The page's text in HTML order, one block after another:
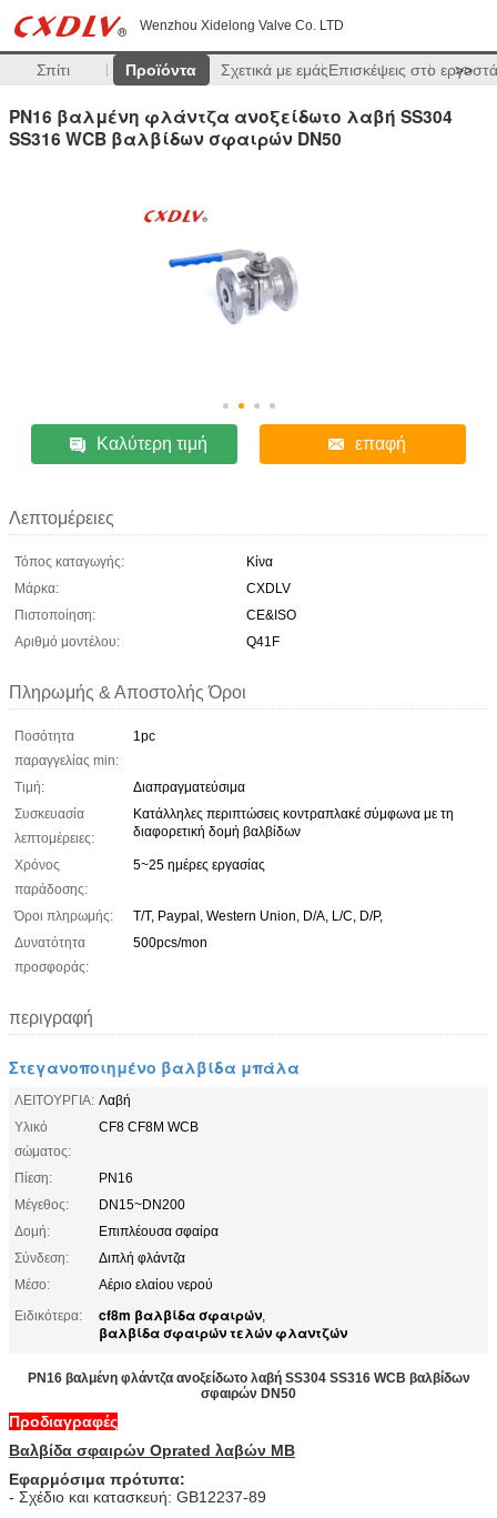
Wenzhou Xidelong Valve Co. LTD
Σπίτι Προϊόντα Σχετικά με εμάςΕπισκέψεις στο >>
PN16 βαλμένη φλάντζα ανοξείδωτο λαβή SS304
SS316 WCB βαλβίδων σφαιρών DN50
Καλύτερη τιμή επαφή
Λεπτομέρειες
Τόπος καταγωγής:
Κίνα
Μάρκα:
CXDLV
Πιστοποίηση:
CE&ISO
Αριθμό μοντέλου:
Q41F
Πληρωμής & Αποστολής Όροι
Ποσότητα
παραγγελίας min:
1pc
Τιμή:
Διαπραγματεύσιμα
Συσκευασία
λεπτομέρειες:
Κατάλληλες περιπτώσεις κοντραπλακέ σύμφωνα με τη
διαφορετική δομή βαλβίδων
Χρόνος
παράδοσης:
5~25 ημέρες εργασίας
Όροι πληρωμής:
T/T, Paypal, Western Union, D/A, L/C, D/P,
Δυνατότητα
προσφοράς:
500pcs/mon
περιγραφή
Στεγανοποιημένο βαλβίδα μπάλα
ΛΕΙΤΟΥΡΓΙΑ: Λαβή
Υλικό
σώματος:
CF8 CF8M WCB
Πίεση:
PN16
Μέγεθος:
DN15~DN200
Δομή:
Επιπλέουσα σφαίρα
Σύνδεση:
Διπλή φλάντζα
Μέσο:
Αέριο ελαίου νερού
Ειδικότερα:
cf8m βαλβίδα σφαιρών,
βαλβίδα σφαιρών τελών φλαντζών
PN16 βαλμένη φλάντζα ανοξείδωτο λαβή SS304 SS316 WCB βαλβίδων
σφαιρών DN50
Προδιαγραφές
Βαλβίδα σφαιρών Oprated λαβών ΜΒ
Εφαρμόσιμα πρότυπα:
- Σχέδιο και κατασκευή: GB12237-89